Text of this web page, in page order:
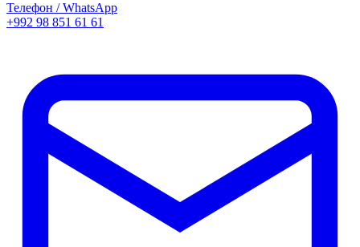
Телефон / WhatsApp
+992 98 851 61 61